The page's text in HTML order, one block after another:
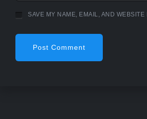
SAVE MY NAME, EMAIL, AND